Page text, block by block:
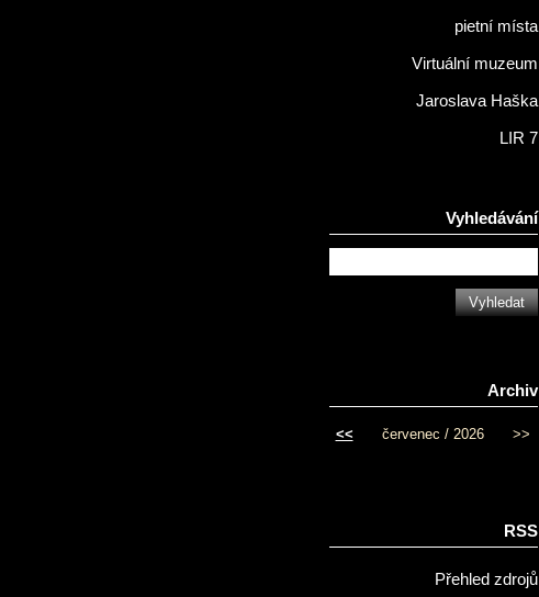
pietní místa
Virtuální muzeum
Jaroslava Haška
LIR 7
Vyhledávání
Archiv
<< červenec / 2026 >>
RSS
Přehled zdrojů